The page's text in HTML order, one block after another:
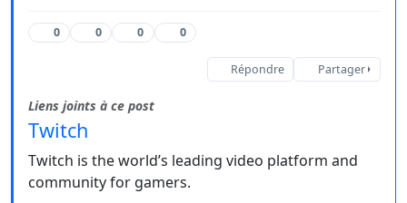
0 0 0 0
Répondre Partager
Liens joints à ce post
Twitch
Twitch is the world’s leading video platform and
community for gamers.